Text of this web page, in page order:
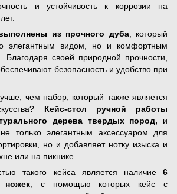
и устойчивость к коррозии на
из прочного дуба, который
элегантным видом, но и комфортным
своей природной прочности,
безопасность и удобство при
чем набор, который также является
Кейс-стол ручной работы
дерева твердых пород, и
только элегантным аксессуаром для
но и добавляет нотку изыска и
или на пикнике.
такого кейса является наличие 6
ножек, с помощью которых кейс с